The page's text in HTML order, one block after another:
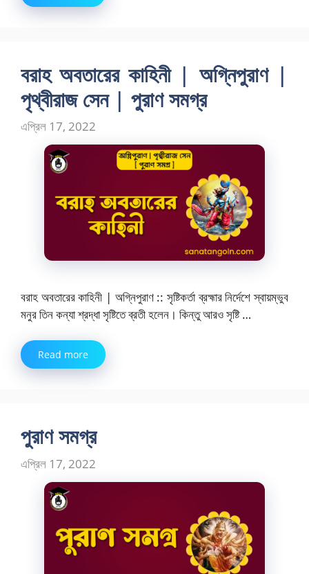
বরাহ অবতারের কাহিনী | অগ্নিপুরাণ |
পৃথ্বীরাজ সেন | পুরাণ সমগ্র
এপ্রিল 17, 2022
বরাহ অবতারের কাহিনী | অগ্নিপুরাণ :: সৃষ্টিকর্তা ব্রহ্মার নির্দেশে স্বায়ম্ভুব
মনুর তিন কন্যা শ্রদ্ধা সৃষ্টিতে ব্রতী হলেন। কিন্তু আরও সৃষ্টি …
Read more
পুরাণ সমগ্র
এপ্রিল 17, 2022